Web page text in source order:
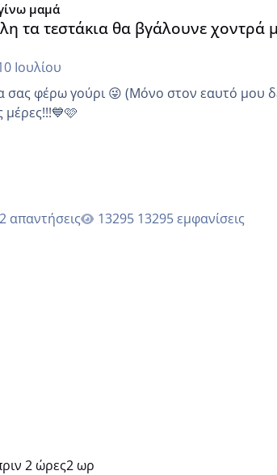
μαμά
τα τεστάκια θα βγάλουνε χοντρά
Ιουλίου
σας φέρω γούρι 😜 (Μόνο στον εαυτό μου
μέρες!!!💙🩷
απαντήσεις 13295 εμφανίσεις
2 ώρες2 ωρ